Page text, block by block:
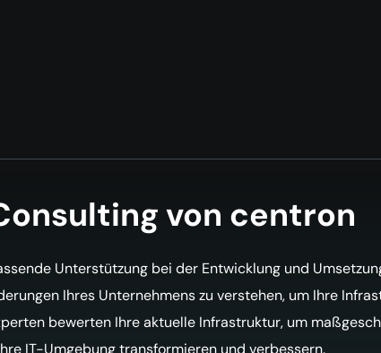
von centron
Unterstützung bei der Entwicklung und
Ihres Unternehmens zu verstehen, um Ihre
bewerten Ihre aktuelle Infrastruktur, um
IT-Umgebung transformieren und verbessern.